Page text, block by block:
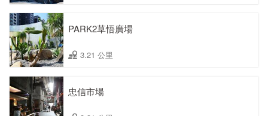
PARK2草悟廣場
3.21 公里
忠信市場